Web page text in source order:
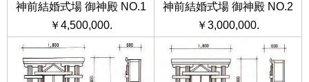
神前結婚式場 御神殿 NO.1
￥4,500,000.
神前結婚式場 御神殿 NO.2
￥3,000,000.